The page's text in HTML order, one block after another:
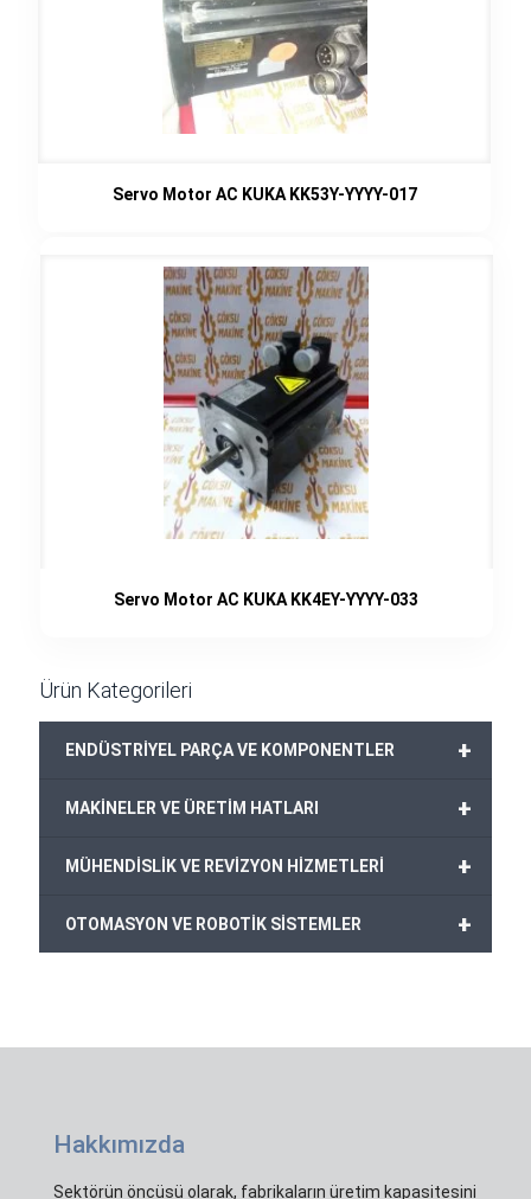
Servo Motor AC KUKA KK53Y-YYYY-017
Servo Motor AC KUKA KK4EY-YYYY-033
Ürün Kategorileri
+
ENDÜSTRİYEL PARÇA VE KOMPONENTLER
+
MAKİNELER VE ÜRETİM HATLARI
+
MÜHENDİSLİK VE REVİZYON HİZMETLERİ
+
OTOMASYON VE ROBOTİK SİSTEMLER
Hakkımızda
Sektörün öncüsü olarak, fabrikaların üretim kapasitesini